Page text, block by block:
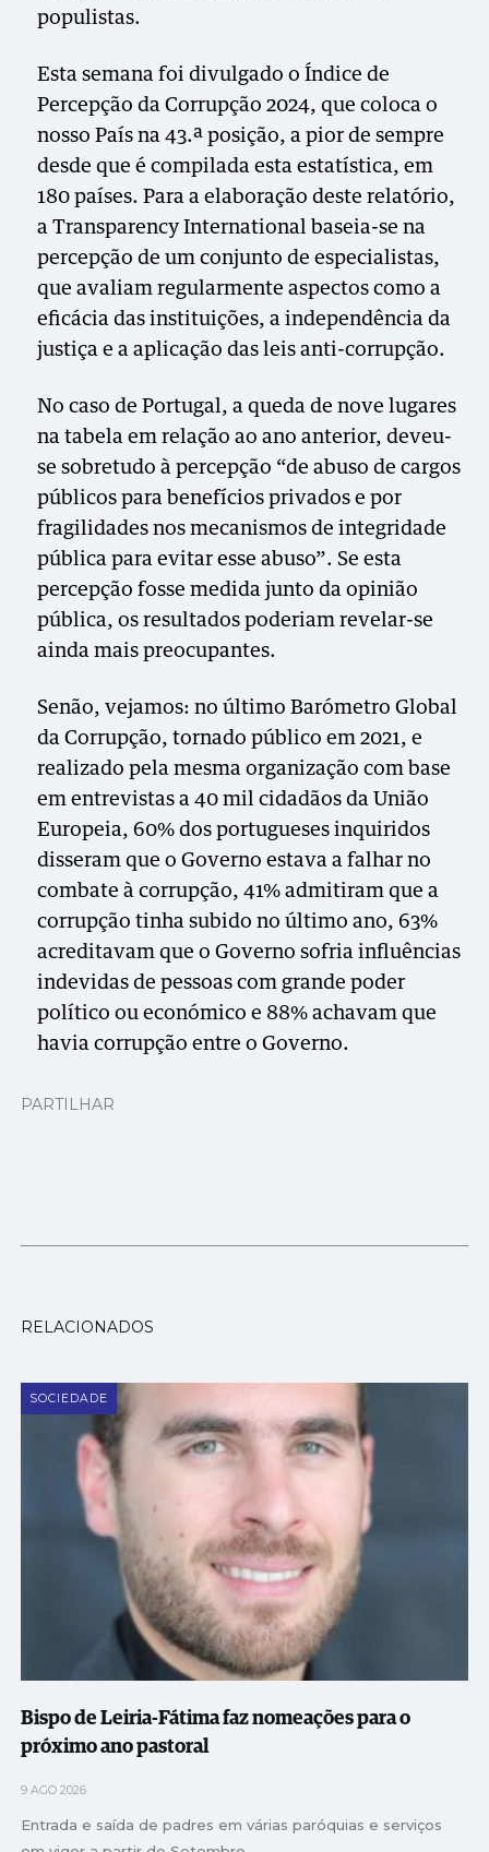
populistas.
Esta semana foi divulgado o Índice de
Percepção da Corrupção 2024, que coloca o
nosso País na 43.ª posição, a pior de sempre
desde que é compilada esta estatística, em
180 países. Para a elaboração deste relatório,
a Transparency International baseia-se na
percepção de um conjunto de especialistas,
que avaliam regularmente aspectos como a
eficácia das instituições, a independência da
justiça e a aplicação das leis anti-corrupção.
No caso de Portugal, a queda de nove lugares
na tabela em relação ao ano anterior, deveu-
se sobretudo à percepção “de abuso de cargos
públicos para benefícios privados e por
fragilidades nos mecanismos de integridade
pública para evitar esse abuso”. Se esta
percepção fosse medida junto da opinião
pública, os resultados poderiam revelar-se
ainda mais preocupantes.
Senão, vejamos: no último Barómetro Global
da Corrupção, tornado público em 2021, e
realizado pela mesma organização com base
em entrevistas a 40 mil cidadãos da União
Europeia, 60% dos portugueses inquiridos
disseram que o Governo estava a falhar no
combate à corrupção, 41% admitiram que a
corrupção tinha subido no último ano, 63%
acreditavam que o Governo sofria influências
indevidas de pessoas com grande poder
político ou económico e 88% achavam que
havia corrupção entre o Governo.
PARTILHAR
RELACIONADOS
SOCIEDADE
Bispo de Leiria-Fátima faz nomeações para o
próximo ano pastoral
9 AGO 2026
Entrada e saída de padres em várias paróquias e serviços